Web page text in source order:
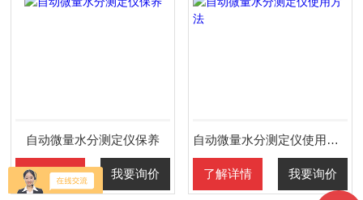
自动微量水分测定仪保养
了解详情 我要询价
自动微量水分测定仪使用方法
了解详情 我要询价